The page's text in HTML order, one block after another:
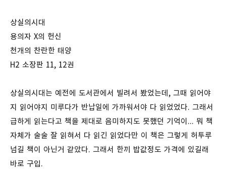
상실의시대
용의자 X의 헌신
천개의 찬란한 태양
H2 소장판 11, 12권
상실의시대는 예전에 도서관에서 빌려서 봤었는데, 그때 읽어야
지 읽어야지 미루다가 반납일에 가까워서야 다 읽었었다. 그래서
급하게 읽는다고 책을 제대로 음미하지도 못했던 기억이... 뭐 책
자체가 술술 잘 읽혀서 다 읽긴 읽었다만 이 책은 그렇게 허투루
넘길 책이 아닌거 같았다. 그래서 한끼 밥값정도 가격에 있길래
바로 구입.